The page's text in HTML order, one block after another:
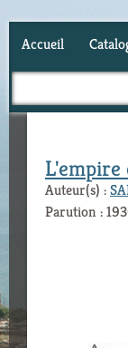
Accueil
L'empire
Auteur(s) :
Parution :